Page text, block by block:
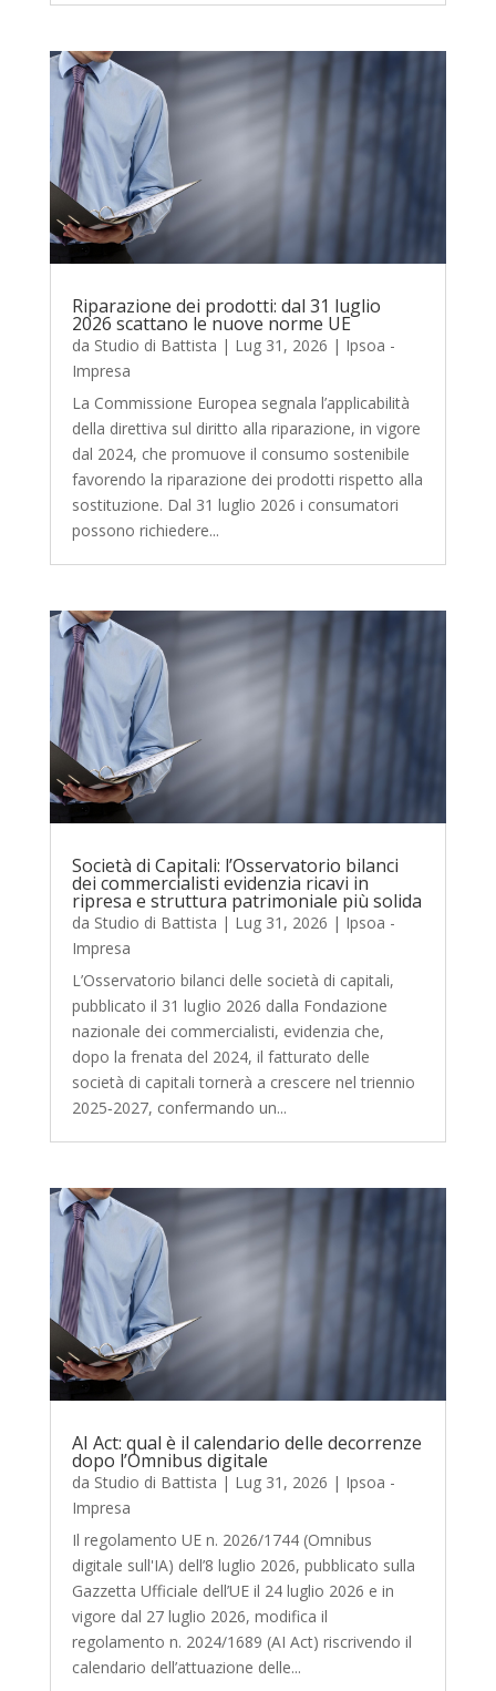
Riparazione dei prodotti: dal 31 luglio
2026 scattano le nuove norme UE
da Studio di Battista | Lug 31, 2026 | Ipsoa -
Impresa
La Commissione Europea segnala l’applicabilità
della direttiva sul diritto alla riparazione, in vigore
dal 2024, che promuove il consumo sostenibile
favorendo la riparazione dei prodotti rispetto alla
sostituzione. Dal 31 luglio 2026 i consumatori
possono richiedere...
Società di Capitali: l’Osservatorio bilanci
dei commercialisti evidenzia ricavi in
ripresa e struttura patrimoniale più solida
da Studio di Battista | Lug 31, 2026 | Ipsoa -
Impresa
L’Osservatorio bilanci delle società di capitali,
pubblicato il 31 luglio 2026 dalla Fondazione
nazionale dei commercialisti, evidenzia che,
dopo la frenata del 2024, il fatturato delle
società di capitali tornerà a crescere nel triennio
2025‑2027, confermando un...
AI Act: qual è il calendario delle decorrenze
dopo l’Omnibus digitale
da Studio di Battista | Lug 31, 2026 | Ipsoa -
Impresa
Il regolamento UE n. 2026/1744 (Omnibus
digitale sull'IA) dell’8 luglio 2026, pubblicato sulla
Gazzetta Ufficiale dell’UE il 24 luglio 2026 e in
vigore dal 27 luglio 2026, modifica il
regolamento n. 2024/1689 (AI Act) riscrivendo il
calendario dell’attuazione delle...